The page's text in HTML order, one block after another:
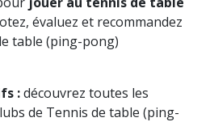
évaluez et recommandez
table (ping-pong)
:découvrez toutes les
de Tennis de table (ping-